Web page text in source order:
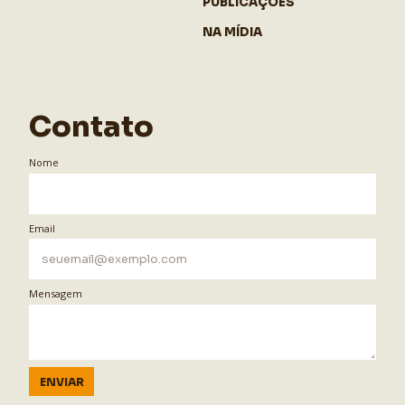
NA MÍDIA
Contato
Nome
Email
Mensagem
ENVIAR